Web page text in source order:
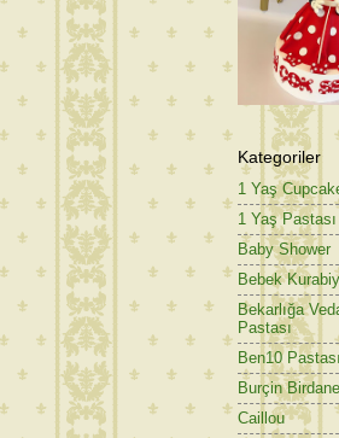
Kategoriler
1 Yaş
1 Yaş Pastası
Baby Shower
Bebek
Bekarlığa
Pastası
Ben10 Pastası
Burçin Birdane
Caillou